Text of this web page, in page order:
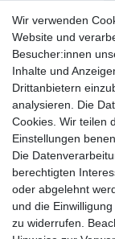
Wir verwenden
Website und
Besucher:innen
Inhalte und
Drittanbietern
analysieren. Die
Cookies. Wir teilen
Einstellungen
Die
berechtigten
oder abgelehnt
und die
zu widerrufen.